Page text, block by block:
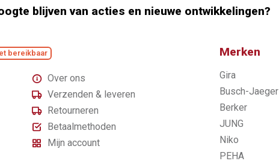
blijven van acties en nieuwe ontwikkelingen?
bereikbaar
Over ons
Verzenden & leveren
Retourneren
Betaalmethoden
Mijn account
Merken
Gira
Busch-Jaeger
Berker
JUNG
Niko
PEHA